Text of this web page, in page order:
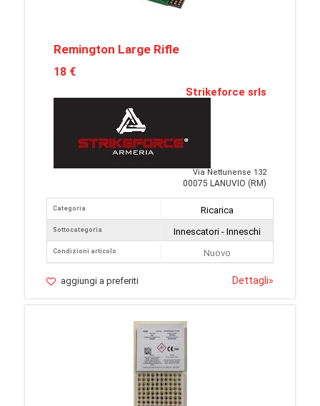
Remington Large Rifle
18 €
Strikeforce srls
Via Nettunense 132
00075 LANUVIO (RM)
Categoria
Sottocategoria
Condizioni articolo
Ricarica
Innescatori - Inneschi
Nuovo
aggiungi a preferiti Dettagli»